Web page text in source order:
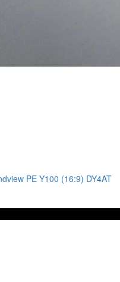
PE Y100 (16:9) DY4AT